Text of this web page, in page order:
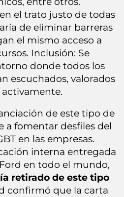
el trato justo de todas
de eliminar barreras
el mismo acceso a
Inclusión: Se
donde todos los
escuchados, valorados
de este tipo de
a fomentar desfiles del
en las empresas.
interna entregada
en todo el mundo,
retirado de este tipo
confirmó que la carta